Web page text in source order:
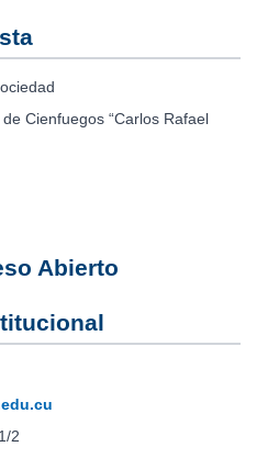
Cienfuegos “Carlos Rafael
Abierto
2